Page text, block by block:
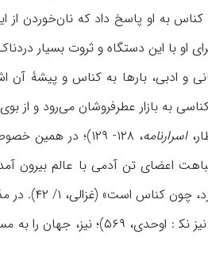
به او پاسخ داد که نان‌خوردن از
با این دستگاه و ثروت بسیار دردناک است (حمدالله،
و ادبی، بارها به کناس و پیشۀ آن
اسرارنامه
اعضای تن آدمی با عالم بیرون
بیرون